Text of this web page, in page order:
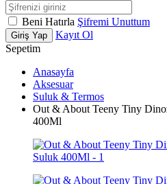
Beni Hatırla Şifremi Unuttum
Giriş Yap
Kayıt Ol
Sepetim
Anasayfa
Aksesuar
Suluk & Termos
Out & About Teeny Tiny
400Ml